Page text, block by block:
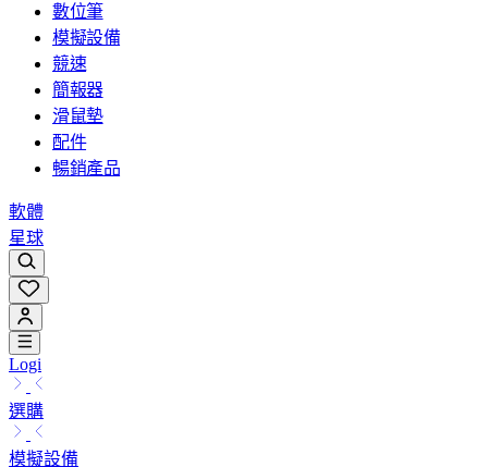
數位筆
模擬設備
競速
簡報器
滑鼠墊
配件
暢銷產品
軟體
星球
Logi
選購
模擬設備